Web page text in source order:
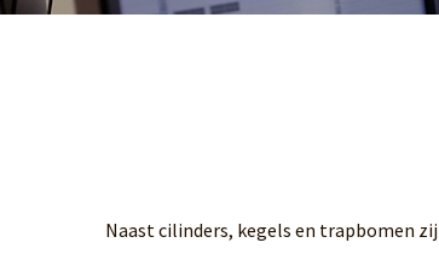
Naast cilinders, kegels en trapbomen